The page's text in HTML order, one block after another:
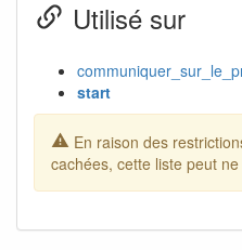
Utilisé sur
start
En raison des
cachées, cette liste peut